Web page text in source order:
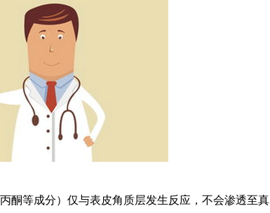
等成分）仅与表皮角质层发生反应，不会渗透至真